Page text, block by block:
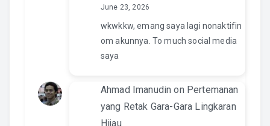
June 23, 2026
wkwkkw, emang saya lagi nonaktifin
om akunnya. To much social media
saya
Ahmad Imanudin on Pertemanan
yang Retak Gara-Gara Lingkaran
Hijau